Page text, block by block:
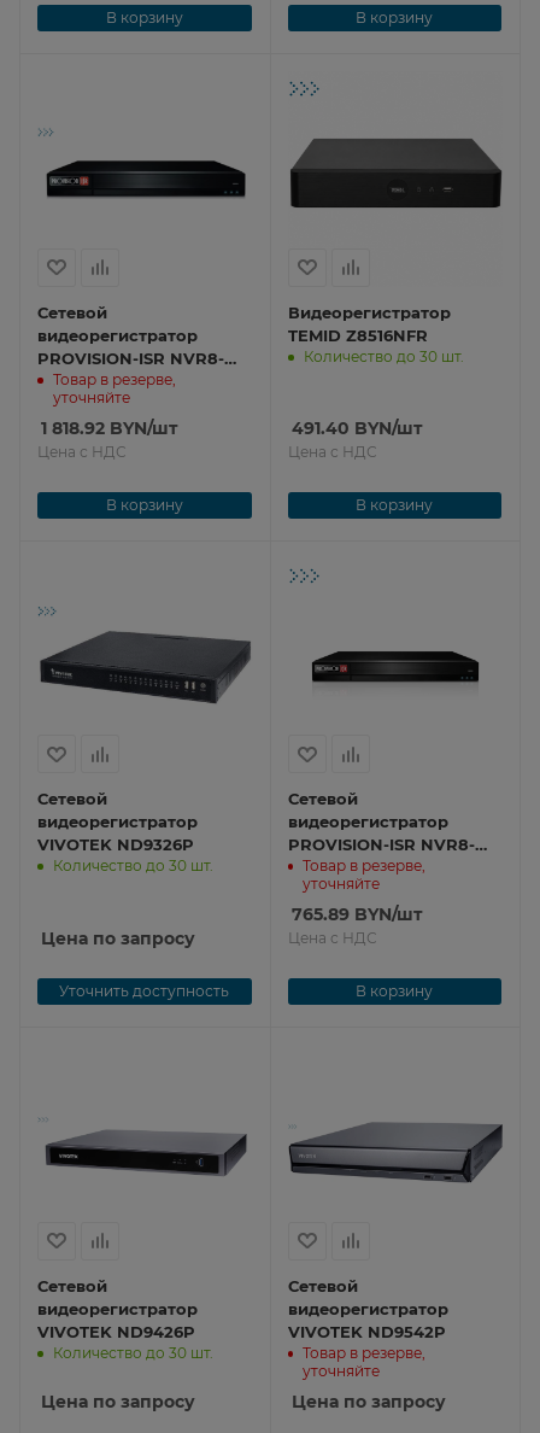
В корзину В корзину
Сетевой
видеорегистратор
PROVISION-ISR NVR8-
16400PFA(1U)
Товар в резерве,
уточняйте
1 818.92 BYN/шт
Цена с НДС
В корзину
Видеорегистратор
TEMID Z8516NFR
Количество до 30 шт.
491.40 BYN/шт
Цена с НДС
В корзину
Сетевой
видеорегистратор
VIVOTEK ND9326P
Количество до 30 шт.
Цена по запросу
Уточнить доступность
Сетевой
видеорегистратор
PROVISION-ISR NVR8-
16400AN(1U)-V2
Товар в резерве,
уточняйте
765.89BYN/шт
Цена с НДС
В корзину
Сетевой
видеорегистратор
VIVOTEK ND9426P
Количество до 30 шт.
Цена по запросу
Сетевой
видеорегистратор
VIVOTEK ND9542P
Товар в резерве,
уточняйте
Цена по запросу